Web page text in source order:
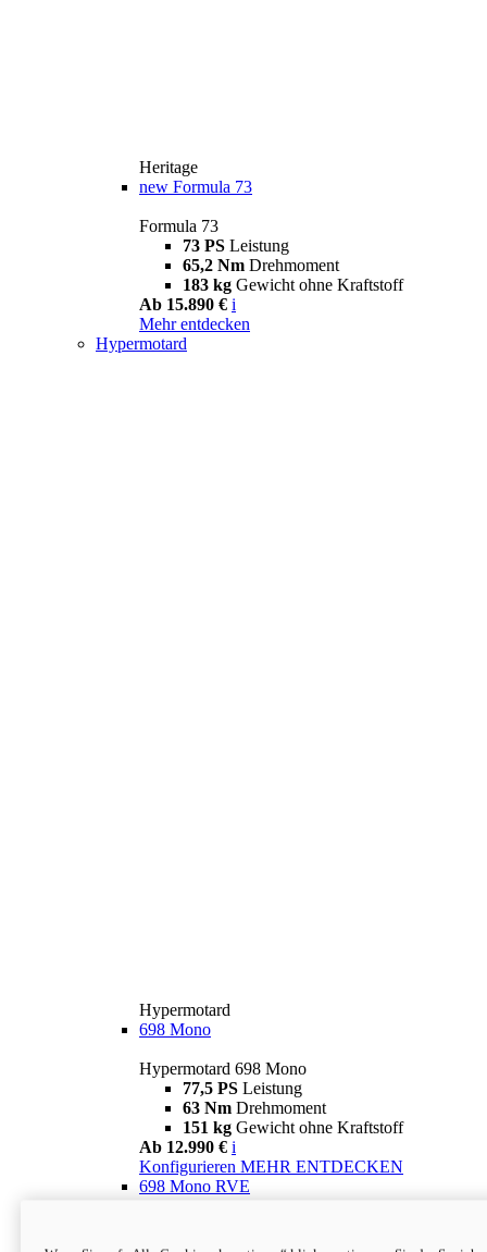
Heritage
new Formula 73
Formula 73
73 PS Leistung
65,2 Nm Drehmoment
183 kg Gewicht ohne Kraftstoff
Ab 15.890 € i
Mehr entdecken
Hypermotard
Hypermotard
698 Mono
Hypermotard 698 Mono
77,5 PS Leistung
63 Nm Drehmoment
151 kg Gewicht ohne Kraftstoff
Ab 12.990 € i
Konfigurieren MEHR ENTDECKEN
698 Mono RVE
77,5 PS
Leistung